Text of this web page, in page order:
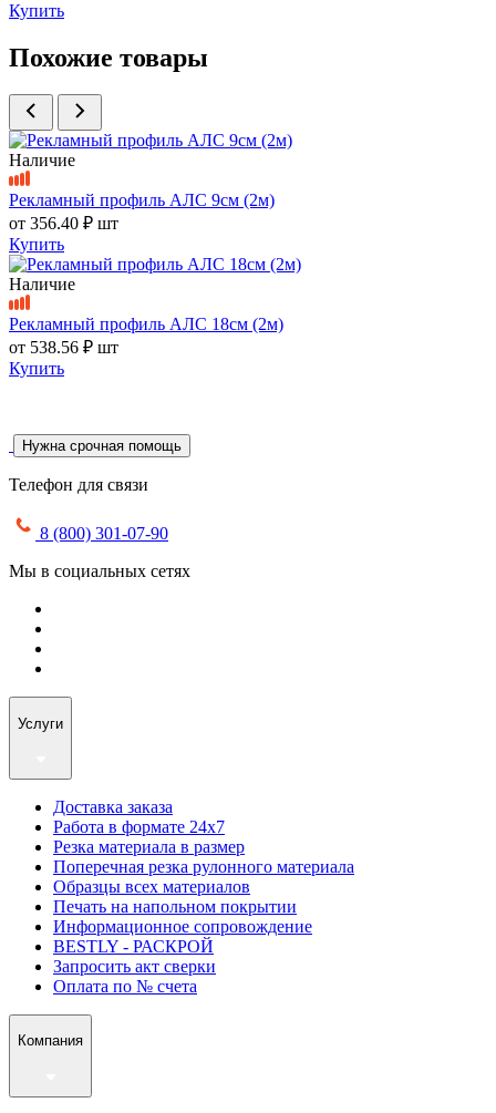
Купить
Похожие товары
Наличие
Рекламный профиль АЛС 9см (2м)
от 356.40 ₽ шт
Купить
Наличие
Рекламный профиль АЛС 18см (2м)
от 538.56 ₽ шт
Купить
Нужна срочная помощь
Телефон для связи
8 (800) 301-07-90
Мы в социальных сетях
Услуги
Доставка заказа
Работа в формате 24х7
Резка материала в размер
Поперечная резка рулонного материала
Образцы всех материалов
Печать на напольном покрытии
Информационное сопровождение
BESTLY - РАСКРОЙ
Запросить акт сверки
Оплата по № счета
Компания